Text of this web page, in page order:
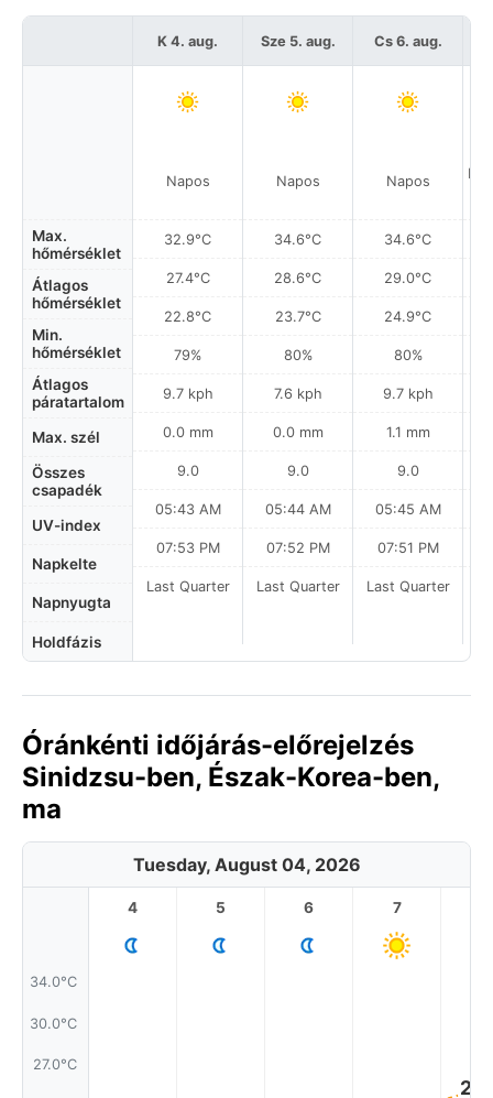
Max.
hőmérséklet
Átlagos
hőmérséklet
Min.
hőmérséklet
Átlagos
páratartalom
Max. szél
Összes
csapadék
UV-index
Napkelte
Napnyugta
Holdfázis
K 4. aug.
Napos
32.9°C
27.4°C
22.8°C
79%
9.7 kph
0.0 mm
9.0
05:43 AM
07:53 PM
Last Quarter
Sze 5. aug.
Napos
34.6°C
28.6°C
23.7°C
80%
7.6 kph
0.0 mm
9.0
05:44 AM
07:52 PM
Last Quarter
Cs 6. aug.
Napos
34.6°C
29.0°C
24.9°C
80%
9.7 kph
1.1 mm
9.0
05:45 AM
07:51 PM
Last Quarter
Óránkénti időjárás-előrejelzés
Sinidzsu-ben, Észak-Korea-ben,
ma
Tuesday, August 04, 2026
34.0°C
30.0°C
27.0°C
4 5 6 7